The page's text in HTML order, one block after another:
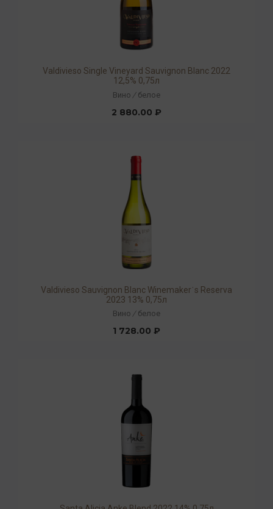
Valdivieso Single Vineyard Sauvignon Blanc 2022
12,5% 0,75л
Вино / белое
2 880.00 ₽
Valdivieso Sauvignon Blanc Winemakerˈs Reserva
2023 13% 0,75л
Вино / белое
1 728.00 ₽